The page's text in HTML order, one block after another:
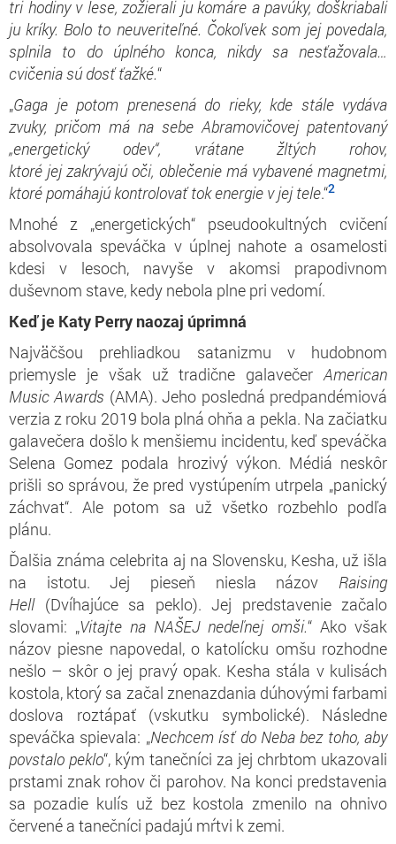
tri hodiny v lese,zožieraliju komáre a pavúky, doškriabali
ju kríky. Bolo to neuveriteľné. Čokoľvek som jej povedala,
splnila to doúplnéhokonca, nikdy sa nesťažovala…
cvičenia sú dosť ťažké.“
„Gaga je potom prenesenádo rieky, kde stále vydáva
zvuky, pričom má na sebe Abramovičovejpatentovaný
„energetický odev“, vrátane žltých rohov,
ktoré jejzakrývajú oči, oblečenie mávybavené magnetmi,
ktoré pomáhajú kontrolovať tok energie vjejtele.“2
Mnohé z „energetických“ pseudookultných cvičení
absolvovala speváčka v úplnej nahote a osamelosti
kdesi v lesoch, navyše v akomsi prapodivnom
duševnom stave, kedy nebola plne pri vedomí.
Keď je Katy Perry naozaj úprimná
Najväčšou prehliadkou satanizmu v hudobnom
priemysle je však už tradične galavečer American
Music Awards (AMA). Jeho posledná predpandémiová
verzia z roku 2019 bola plná ohňa a pekla. Na začiatku
galavečera došlo k menšiemu incidentu, keď speváčka
Selena Gomez podala hrozivý výkon. Médiá neskôr
prišli so správou, že pred vystúpením utrpela „panický
záchvat“. Ale potom sa už všetko rozbehlo podľa
plánu.
Ďalšia známa celebrita aj na Slovensku, Kesha, už išla
na istotu. Jej pieseň niesla názov Raising
Hell(Dvíhajúce sa peklo). Jej predstavenie začalo
slovami: „Vitajte na NAŠEJ nedeľnej omši.“ Ako však
názov piesne napovedal, o katolícku omšu rozhodne
nešlo – skôr o jej pravý opak. Kesha stála v kulisách
kostola, ktorý sa začal znenazdania dúhovými farbami
doslova roztápať (vskutku symbolické). Následne
speváčka spievala: „Nechcem ísť do Neba bez toho, aby
povstalo peklo“, kým tanečníci za jej chrbtom ukazovali
prstami znak rohov či parohov. Na konci predstavenia
sa pozadie kulís už bez kostola zmenilo na ohnivo
červené a tanečníci padajú mŕtvi k zemi.